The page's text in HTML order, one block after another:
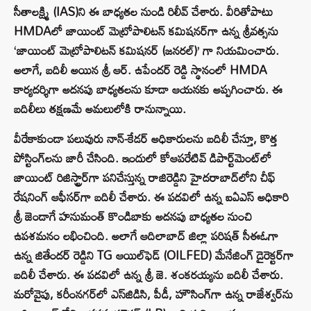
సీతాలక్ష్మి (IAS)ని ఈ బాధ్యతల నుండి రిలీవ్ చేశారు. వీరితోపాటు
HMDAలో జాయింట్ మెట్రోపాలిటన్ కమిషనర్‌గా ఉన్న శ్రీవత్సను
‘జాయింట్ మెట్రోపాలిటన్ కమిషనర్ (జనరల్)’ గా నియమించారు.
అలాగే, బదిలీ అయిన శ్రీ ఆర్. ఉపేందర్ రెడ్డి స్థానంలో HMDA
కార్యదర్శిగా అదనపు బాధ్యతలను కూడా ఆయనకు అప్పగించారు. ఈ
బదిలీలు తక్షణమే అమలులోకి రానున్నాయి.
వీరేకాకుండా పలువురు నాన్-కేడర్ అధికారులను బదిలీ చేస్తూ, కొత్త
పోస్టింగ్‌లను జారీ చేసింది. ఇందులో కోఆపరేటివ్ డిపార్ట్‌మెంట్‌లో
జాయింట్ రిజిస్ట్రార్‌గా పనిచేస్తున్న రాజిరెడ్డిని హైదరాబాద్‌లోని చీఫ్
రేషనింగ్ ఆఫీసర్‌గా బదిలీ చేశారు. ఈ పదవిలో ఉన్న ఐఏఎస్ అధికారి
శ్రీ జెండాగే హనుమంత్ కొండిబాకు అదనపు బాధ్యతల నుంచి
ఉపశమనం లభించింది. అలాగే ఆదిలాబాద్ జిల్లా పరిషత్ సీఈఓగా
ఉన్న జితేందర్ రెడ్డిని TG ఆయిల్‌ఫెడ్ (OILFED) మేనేజింగ్ డైరెక్టర్‌గా
బదిలీ చేశారు. ఈ పదవిలో ఉన్న శ్రీ జె. శంకరయ్యను బదిలీ చేశారు.
మరోవైపు, కరీంనగర్‌లో ఎస్‌జిడిసి, పీడీ, హౌసింగ్‌గా ఉన్న రాజేశ్వర్‌ను